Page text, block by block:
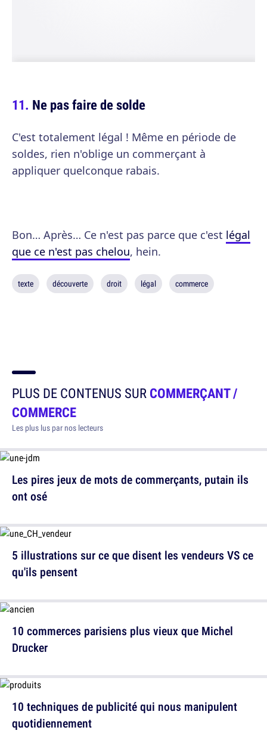
Ne pas faire de solde
C'est totalement légal ! Même en période de
soldes, rien n'oblige un commerçant à
appliquer quelconque rabais.
Bon… Après… Ce n'est pas parce que c'est légal
que ce n'est pas chelou, hein.
texte découverte droit légal commerce
PLUS DE CONTENUS SURCOMMERÇANT /
COMMERCE
Les plus lus par nos lecteurs
Les pires jeux de mots de commerçants, putain ils
ont osé
10 commerces parisiens plus vieux que Michel
Drucker
5 illustrations sur ce que disent les vendeurs VS ce
qu'ils pensent
10 techniques de publicité qui nous manipulent
quotidiennement